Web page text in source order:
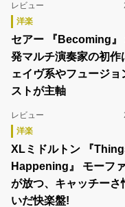
レビュー
洋楽
セアー 『Becoming』
発マルチ演奏家の初作
ェイヴ系やフュージョ
ストが主軸
レビュー
洋楽
XLミドルトン 『
Happening』 モーフ
が放つ、キャッチーさ
いだ快楽盤!